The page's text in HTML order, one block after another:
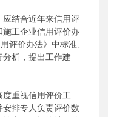
结合近年来信用评
工企业信用评价办
评价办法》中标准、
析，提出工作建
重视信用评价工
排专人负责评价数